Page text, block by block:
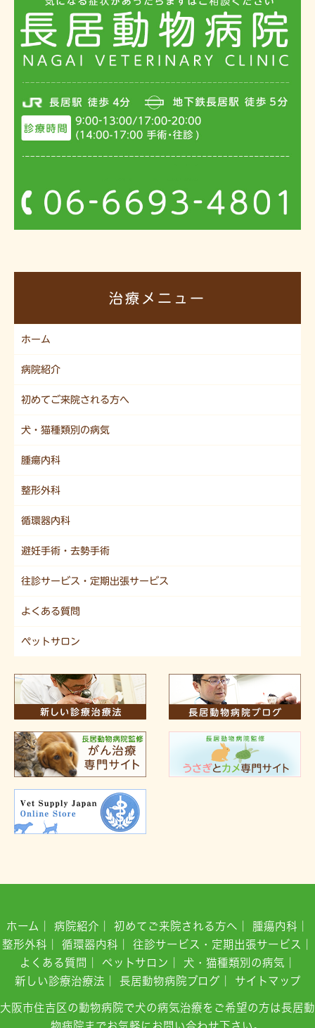
治療メニュー
ホーム
病院紹介
初めてご来院される方へ
犬・猫種類別の病気
腫瘍内科
整形外科
循環器内科
避妊手術・去勢手術
往診サービス・定期出張サービス
よくある質問
ペットサロン
ホーム 病院紹介 初めてご来院される方へ 腫瘍内科
整形外科
循環器内科 往診サービス・定期出張サービス
よくある質問
ペットサロン 犬・猫種類別の病気
新しい診療治療法
長居動物病院ブログ｜ サイトマップ
大阪市住吉区の動物病院で犬の病気治療をご希望の方は長居動